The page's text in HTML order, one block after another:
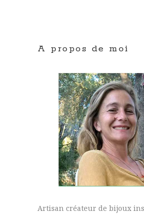
A propos de moi
Artisan créateur de bijoux